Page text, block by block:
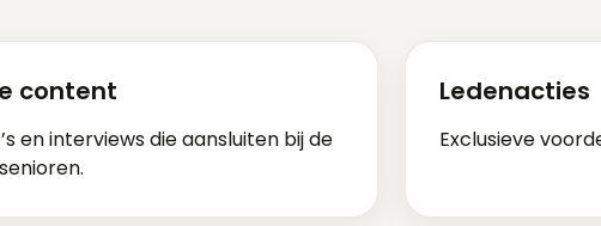
content
en interviews die aansluiten bij de
Ledenacties
Exclusieve